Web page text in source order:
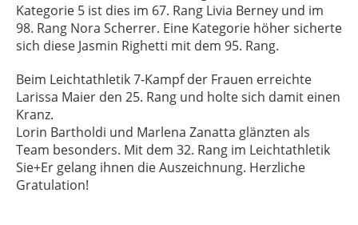
Kategorie 5 ist dies im 67. Rang Livia Berney und im
98. Rang Nora Scherrer. Eine Kategorie höher sicherte
sich diese Jasmin Righetti mit dem 95. Rang.
Beim Leichtathletik 7-Kampf der Frauen erreichte
Larissa Maier den 25. Rang und holte sich damit einen
Kranz.
Lorin Bartholdi und Marlena Zanatta glänzten als
Team besonders. Mit dem 32. Rang im Leichtathletik
Sie+Er gelang ihnen die Auszeichnung. Herzliche
Gratulation!